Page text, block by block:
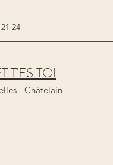
24
T'ES TOI
- Châtelain